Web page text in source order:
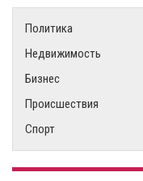
Политика
Недвижимость
Бизнес
Происшествия
Спорт